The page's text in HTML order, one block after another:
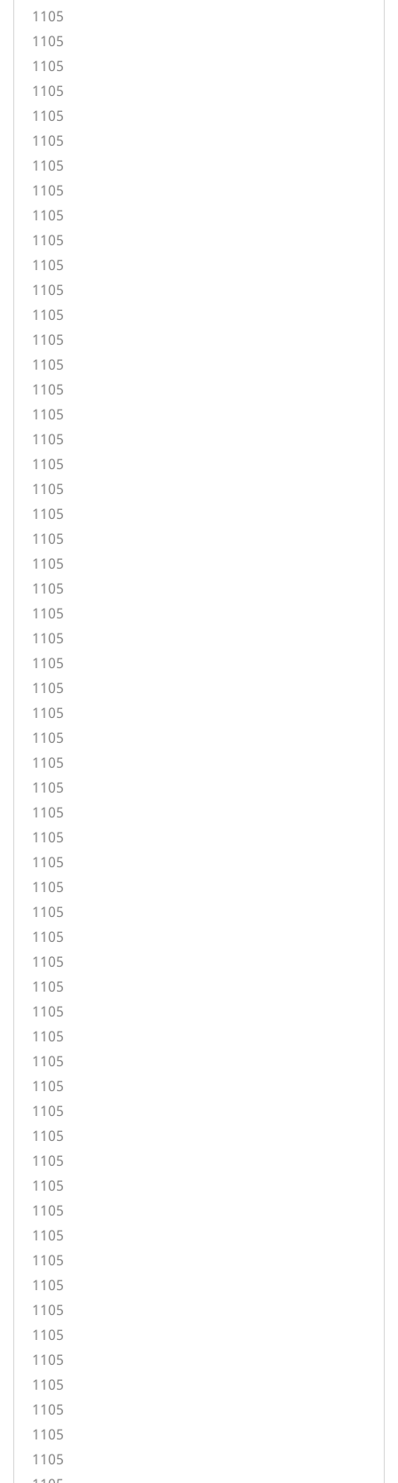
1105
1105
1105
1105
1105
1105
1105
1105
1105
1105
1105
1105
1105
1105
1105
1105
1105
1105
1105
1105
1105
1105
1105
1105
1105
1105
1105
1105
1105
1105
1105
1105
1105
1105
1105
1105
1105
1105
1105
1105
1105
1105
1105
1105
1105
1105
1105
1105
1105
1105
1105
1105
1105
1105
1105
1105
1105
1105
1105